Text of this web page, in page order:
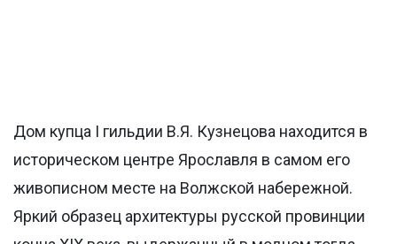
Дом купца I гильдии В.Я. Кузнецова находится в
историческом центре Ярославля в самом его
живописном месте на Волжской набережной.
Яркий образец архитектуры русской провинции